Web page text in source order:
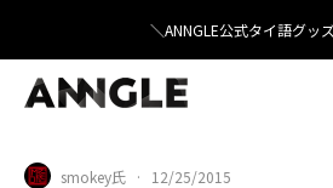
＼ANNGLE公式タイ語グッ
smokey氏 · 12/25/2015